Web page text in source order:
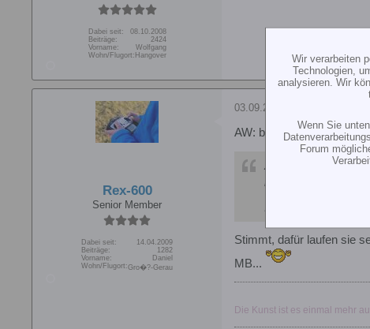
Dabei seit:
08.10.2008
Beiträge:
2424
Vorname:
Wolfgang
Wohn/Flugort: Hangover
Rex-600
Senior Member
Dabei seit:
14.04.2009
Beiträge:
1282
Vorname:
Daniel
Wohn/Flugort:Gro�?-Gerau
03.09.2010, 08:00
AW: beastx und ds 610
Zitat von
scrat
ßh, das 620 ist ein
Ich habe die DS
Stimmt, dafür laufen sie
MB...
Die Kunst ist es einmal mehr
Wir verarbeiten
Technologien,
analysieren. Wir
Wenn Sie
Forum